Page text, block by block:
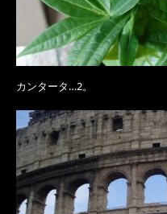
カンタータ…2。